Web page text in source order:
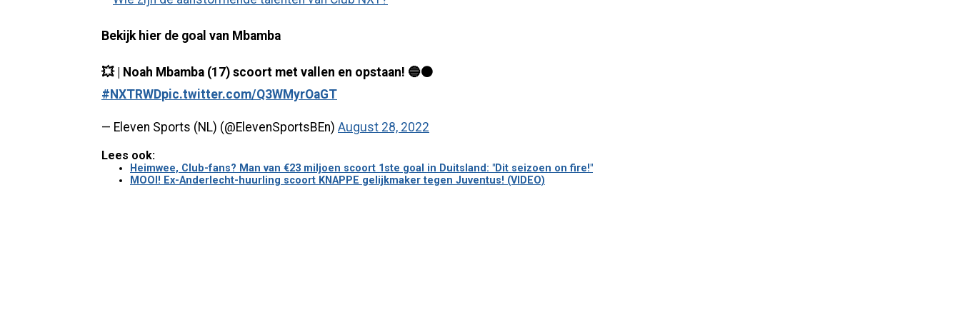
Bekijk hier de goal van Mbamba
💥 | Noah Mbamba (17) scoort met vallen en opstaan! 🔵⚫️
#NXTRWDpic.twitter.com/Q3WMyrOaGT
— Eleven Sports (NL) (@ElevenSportsBEn) August 28, 2022
Lees ook:
Heimwee, Club-fans? Man van €23 miljoen scoort 1ste goal in Duitsland: "Dit seizoen on fire!"
MOOI! Ex-Anderlecht-huurling scoort KNAPPE gelijkmaker tegen Juventus! (VIDEO)